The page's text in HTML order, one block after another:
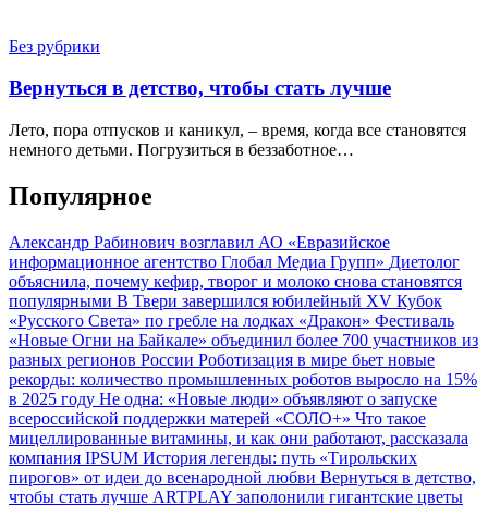
Без рубрики
Вернуться в детство, чтобы стать лучше
Лето, пора отпусков и каникул, – время, когда все становятся
немного детьми. Погрузиться в беззаботное…
Популярное
Александр Рабинович возглавил АО «Евразийское
информационное агентство Глобал Медиа Групп» Диетолог
объяснила, почему кефир, творог и молоко снова становятся
популярными В Твери завершился юбилейный XV Кубок
«Русского Света» по гребле на лодках «Дракон» Фестиваль
«Новые Огни на Байкале» объединил более 700 участников из
разных регионов России Роботизация в мире бьет новые
рекорды: количество промышленных роботов выросло на 15%
в 2025 году Не одна: «Новые люди» объявляют о запуске
всероссийской поддержки матерей «СОЛО+» Что такое
мицеллированные витамины, и как они работают, рассказала
компания IPSUM История легенды: путь «Тирольских
пирогов» от идеи до всенародной любви Вернуться в детство,
чтобы стать лучше ARTPLAY заполонили гигантские цветы